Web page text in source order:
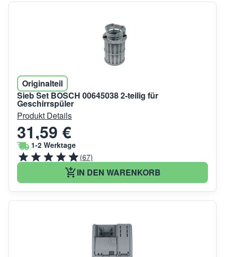
Originalteil
Sieb Set BOSCH 00645038 2-teilig für
Geschirrspüler
Produkt Details
31,59 €
1-2 Werktage
(67)
IN DEN WARENKORB